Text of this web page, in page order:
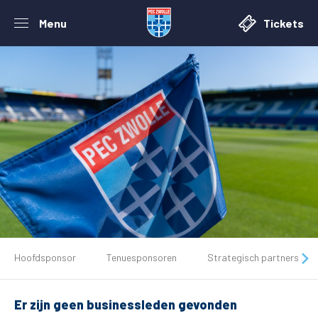
Menu Tickets
Tickets
Matchdays
Hoofdsponsor Tenuesponsoren Strategisch partners
Er zijn geen businessleden gevonden